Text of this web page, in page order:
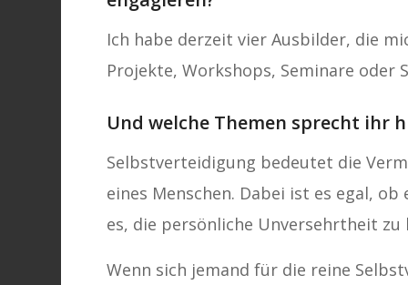
Ich habe derzeit vier Ausbilder, die
Projekte, Workshops, Seminare
Und welche Themen sprecht ihr
Selbstverteidigung bedeutet die
eines Menschen. Dabei ist es egal,
es, die persönliche Unversehrtheit zu
Wenn sich jemand für die reine